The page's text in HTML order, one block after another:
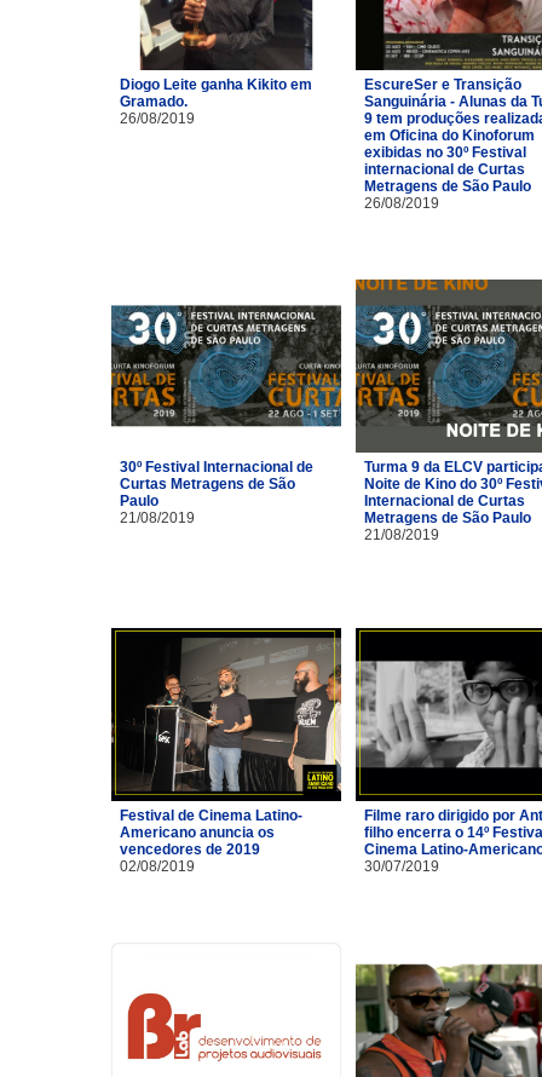
Diogo Leite ganha Kikito em
Gramado.
26/08/2019
EscureSer e Transição
Sanguinária - Alunas da
9 tem produções
em Oficina do Kinoforum
exibidas no 30º Festival
internacional de Curtas
Metragens de São Paulo
26/08/2019
30º Festival Internacional de
Curtas Metragens de São
Paulo
21/08/2019
Turma 9 da ELCV
Noite de Kino do 30º
Internacional de Curtas
Metragens de São Paulo
21/08/2019
Festival de Cinema Latino-
Americano anuncia os
vencedores de 2019
02/08/2019
Filme raro dirigido por
filho encerra o 14º
Cinema Latino-
30/07/2019